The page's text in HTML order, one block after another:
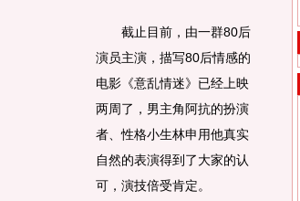
截止目前，由一群80后
演员主演，描写80后情感的
电影《意乱情迷》已经上映
两周了，男主角阿抗的扮演
者、性格小生林申用他真实
自然的表演得到了大家的认
可，演技倍受肯定。